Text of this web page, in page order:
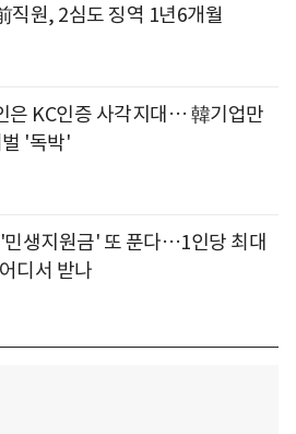
원, 2심도 징역 1년6개월
은 KC인증 사각지대… 韓기업만
'독박'
민생지원금' 또 푼다…1인당 최대
디서 받나